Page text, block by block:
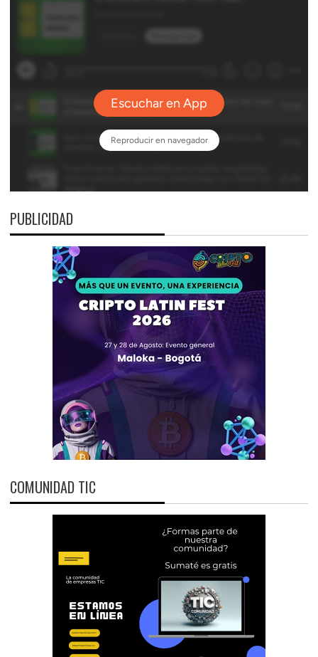
PUBLICIDAD
COMUNIDAD TIC